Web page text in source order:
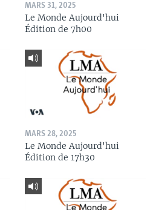
MARS 31, 2025
Le Monde Aujourd'hui
Édition de 7h00
MARS 28, 2025
Le Monde Aujourd'hui
Édition de 17h30